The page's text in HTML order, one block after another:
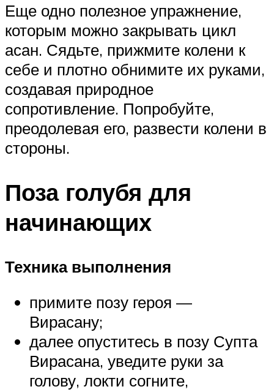
Еще одно полезное упражнение,
которым можно закрывать цикл
асан. Сядьте, прижмите колени к
себе и плотно обнимите их руками,
создавая природное
сопротивление. Попробуйте,
преодолевая его, развести колени в
стороны.
Поза голубя для
начинающих
Техника выполнения
примите позу героя —
Вирасану;
далее опуститесь в позу Супта
Вирасана, уведите руки за
голову, локти согните,